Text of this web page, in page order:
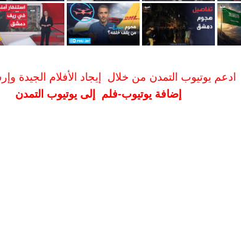
ادعم يوتيوب التمدن من خلال إيجاد الأفلام الجيدة
إضافة يوتيوب-فلم إلى يوتيوب التمدن